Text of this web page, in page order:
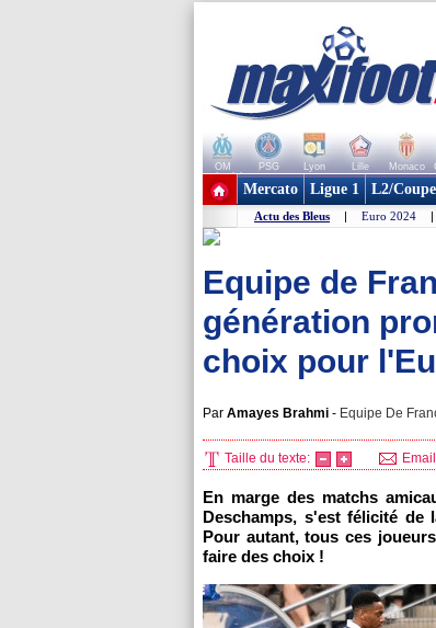
OM PSG Lyon Lille Monaco
+ de clubs
Mercato Ligue 1 L2/
Actu des Bleus | Euro 2024 |
Equipe de
génération
choix pour
Par Amayes Brahmi - Equipe De
Taille du texte: Email
En marge des matchs
Deschamps, s'est félicité
Pour autant, tous ces
faire des choix !